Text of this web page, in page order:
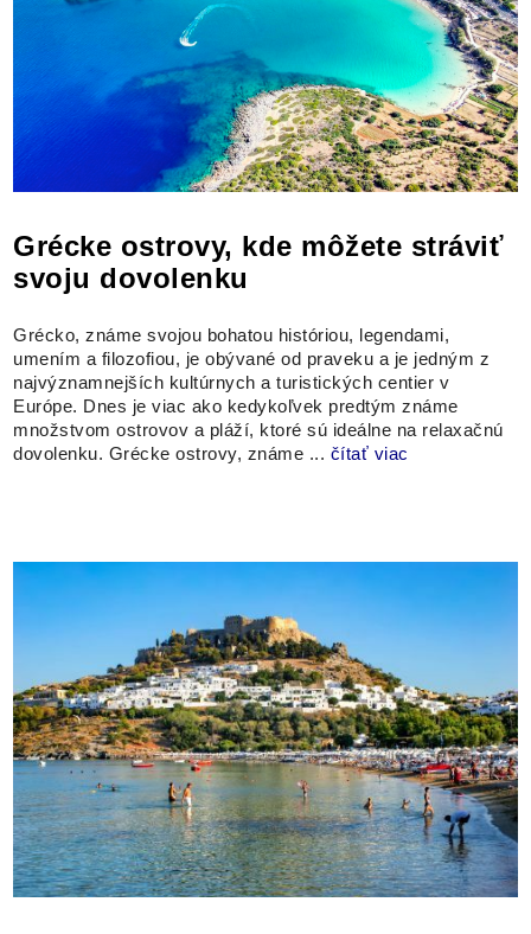
Grécke ostrovy, kde môžete stráviť
svoju dovolenku
Grécko, známe svojou bohatou históriou, legendami,
umením a filozofiou, je obývané od praveku a je jedným z
najvýznamnejších kultúrnych a turistických centier v
Európe. Dnes je viac ako kedykoľvek predtým známe
množstvom ostrovov a pláží, ktoré sú ideálne na relaxačnú
dovolenku. Grécke ostrovy, známe ... čítať viac